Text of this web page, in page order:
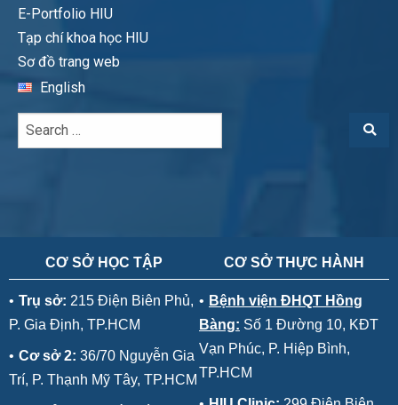
E-Portfolio HIU
Tạp chí khoa học HIU
Sơ đồ trang web
English
CƠ SỞ HỌC TẬP
• Trụ sở: 215 Điện Biên Phủ,
P. Gia Định, TP.HCM
• Cơ sở 2: 36/70 Nguyễn Gia
Trí, P. Thạnh Mỹ Tây, TP.HCM
CƠ SỞ THỰC HÀNH
• Bệnh viện ĐHQT Hồng
Bàng: Số 1 Đường 10, KĐT
Vạn Phúc, P. Hiệp Bình,
TP.HCM